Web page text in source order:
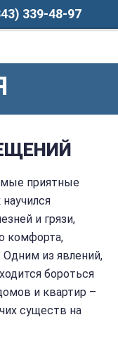
339-48-97
приятные
и грязи,
комфорта,
из явлений,
бороться
и квартир –
существ на